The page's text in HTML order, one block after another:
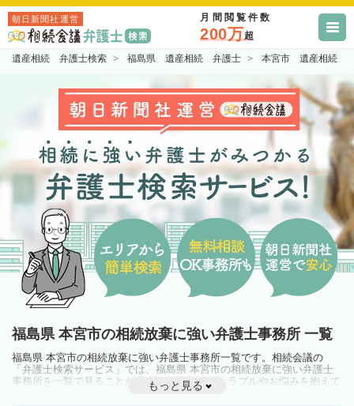
朝日新聞社運営 月間閲覧件数
200万超
遺産相続 弁護士検索 福島県 遺産相続 弁護士 本宮市 遺産相続
福島県 本宮市の相続放棄に強い弁護士事務所 一覧
福島県 本宮市の相続放棄に強い弁護士事務所一覧です。相続会議の
「弁護士検索サービス」では、福島県 本宮市の相続放棄に強い弁護士
事務所を一覧で見ることが出来ます。相続のトラブルやお悩みを抱えて
いる方は一度近隣の弁護士に相談してみましょう。
もっと見る